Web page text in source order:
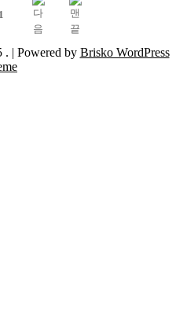
1
. | Powered by Brisko WordPress